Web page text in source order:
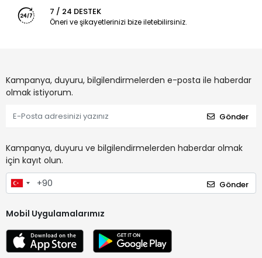
7 / 24 DESTEK
Öneri ve şikayetlerinizi bize iletebilirsiniz.
Kampanya, duyuru, bilgilendirmelerden e-posta ile haberdar
olmak istiyorum.
Gönder
Kampanya, duyuru ve bilgilendirmelerden haberdar olmak
için kayıt olun.
Gönder
Mobil Uygulamalarımız